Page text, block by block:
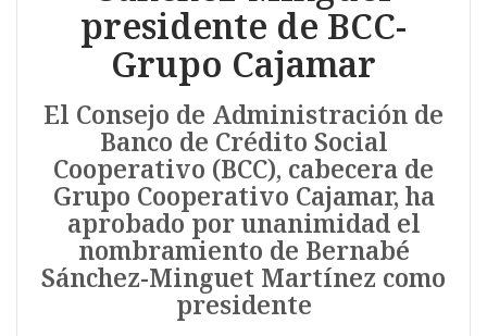
presidente de BCC-
Grupo Cajamar
El Consejo de Administración de
Banco de Crédito Social
Cooperativo (BCC), cabecera de
Grupo Cooperativo Cajamar, ha
aprobado por unanimidad el
nombramiento de Bernabé
Sánchez-Minguet Martínez como
presidente